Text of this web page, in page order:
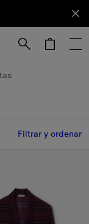
Filtrar y ordenar